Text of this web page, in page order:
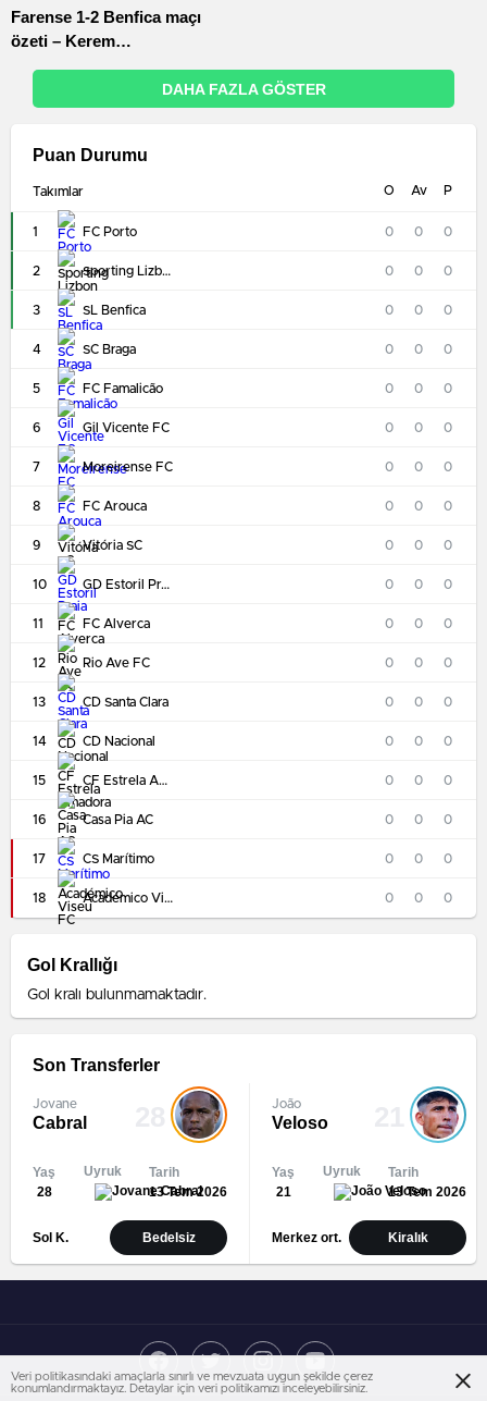
Farense 1-2 Benfica maçı
özeti – Kerem
DAHA FAZLA GÖSTER
Puan Durumu
Takımlar O Av P
1 FC Porto 0 0 0
2 Sporting Lizbon 0 0 0
3 SL Benfica 0 0 0
4 SC Braga 0 0 0
5 FC Famalicão 0 0 0
6 Gil Vicente FC 0 0 0
7 Moreirense FC 0 0 0
8 FC Arouca 0 0 0
9 Vitória SC 0 0 0
10 GD Estoril Praia 0 0 0
11 FC Alverca 0 0 0
12 Rio Ave FC 0 0 0
13 CD Santa Clara 0 0 0
14 CD Nacional 0 0 0
15 CF Estrela Amadora 0 0 0
16 Casa Pia AC 0 0 0
17 CS Marítimo 0 0 0
18 Académico Viseu FC 0 0 0
Gol Krallığı
Gol kralı bulunmamaktadır.
Son Transferler
Jovane
Cabral
Yaş
28
Uyruk
Tarih
13 Tem 2026
Sol K. Bedelsiz
João
Veloso
Yaş
21
Uyruk
Tarih
13 Tem 2026
Merkez ort. Kiralık
Veri politikasındaki amaçlarla sınırlı ve mevzuata uygun şekilde çerez
konumlandırmaktayız. Detaylar için veri politikamızı inceleyebilirsiniz.